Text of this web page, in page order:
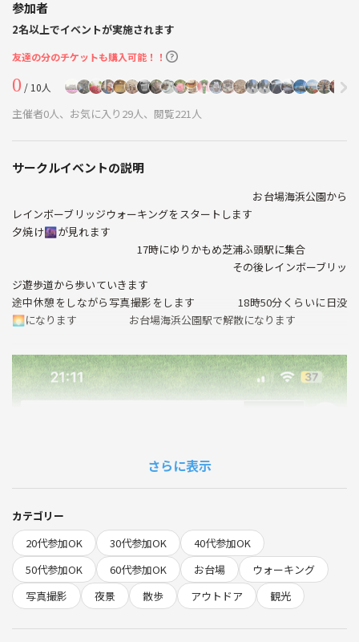
参加者
2名以上でイベントが実施されます
友達の分のチケットも購入可能！！
0 / 10人
主催者0人、お気に入り29人、閲覧221人
サークルイベントの説明
お台場海浜公園から
レインボーブリッジウォーキングをスタートします
夕焼け🌆が見れます
17時にゆりかもめ芝浦ふ頭駅に集合
その後レインボーブリッ
ジ遊歩道から歩いていきます
途中休憩をしながら写真撮影をします 18時50分くらいに日没
🌅になります お台場海浜公園駅で解散になります
さらに表示
カテゴリー
20代参加OK
30代参加OK
40代参加OK
50代参加OK
60代参加OK お台場
ウォーキング
写真撮影
夜景 散歩 アウトドア 観光